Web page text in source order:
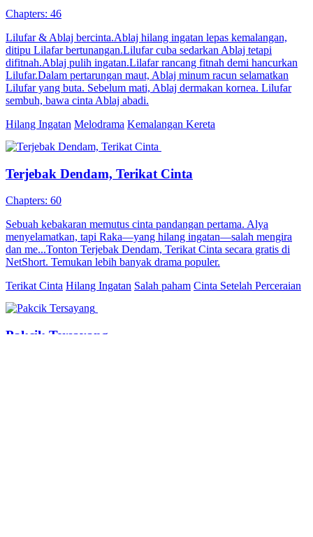
Chapters: 64
Setelah tiga tahun menikah kontrak, sang wanita memilih berpisah
karena rumor tentang cinta pertama sang pria. Namun, di hari
perceraian, sang pria mengalami kecelakaan dan hilang ingatan. Saat
terbangun di rumah sakit, ia hanya mengingat istrinya sebagai satu-
satunya orang yang ia cintai.
Cinta Dalam Ingatan Yang Hilang
mereka dingin. Selepas kemalangan, Kaiyan hilang ingatan
d...Tonton Cinta Dalam Ingatan Yang Hilang secara free di
NetShort. Temui lebih banyak drama popular.